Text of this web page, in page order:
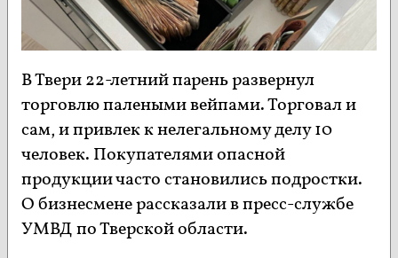
В Твери 22-летний парень развернул
торговлю палеными вейпами. Торговал и
сам, и привлек к нелегальному делу 10
человек. Покупателями опасной
продукции часто становились подростки.
О бизнесмене рассказали в пресс-службе
УМВД по Тверской области.